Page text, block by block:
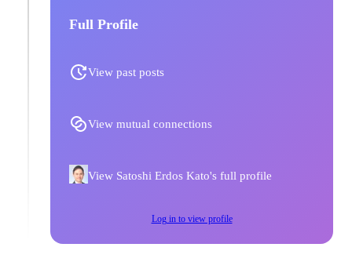
Full Profile
View past posts
View mutual connections
View Satoshi Erdos Kato's full profile
Log in to view profile